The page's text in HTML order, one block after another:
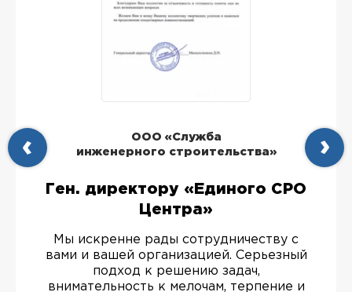
ООО «Служба
инженерного строительства»
Ген. директору «Единого СРО
Центра»
Мы искренне рады сотрудничеству с
вами и вашей организацией. Серьезный
подход к решению задач,
внимательность к мелочам, терпение и